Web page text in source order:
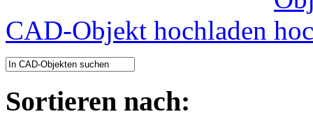
CAD-Objekt hochladen
Sortieren nach: